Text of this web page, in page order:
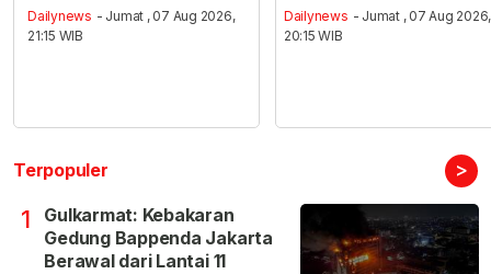
Dailynews - Jumat , 07 Aug 2026,
21:15 WIB
Dailynews - Jumat , 07 Aug 2026,
20:15 WIB
Terpopuler >
1
Gulkarmat: Kebakaran
Gedung Bappenda Jakarta
Berawal dari Lantai 11